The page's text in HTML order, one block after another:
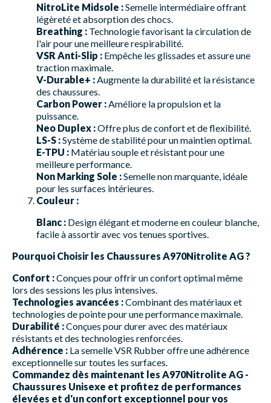
NitroLite Midsole :Semelle intermédiaire offrant
légèreté et absorption des chocs.
Breathing : Technologie favorisant la circulation de
l'air pour une meilleure respirabilité.
VSR Anti-Slip : Empêche les glissades et assure une
traction maximale.
V-Durable+ : Augmente la durabilité et la résistance
des chaussures.
Carbon Power : Améliore la propulsion et la
puissance.
Neo Duplex :Offre plus de confort et de flexibilité.
LS-S :Système de stabilité pour un maintien optimal.
E-TPU : Matériau souple et résistant pour une
meilleure performance.
Non Marking Sole :Semelle non marquante, idéale
pour les surfaces intérieures.
Couleur :
Blanc : Design élégant et moderne en couleur blanche,
facile à assortir avec vos tenues sportives.
Pourquoi Choisir les Chaussures A970Nitrolite AG ?
Confort :Conçues pour offrir un confort optimal même
lors des sessions les plus intensives.
Technologies avancées :Combinant des matériaux et
technologies de pointe pour une performance maximale.
Durabilité :Conçues pour durer avec des matériaux
résistants et des technologies renforcées.
Adhérence : La semelle VSR Rubber offre une adhérence
exceptionnelle sur toutes les surfaces.
Commandez dès maintenant les A970Nitrolite AG -
Chaussures Unisexe et profitez de performances
élevées et d'un confort exceptionnel pour vos